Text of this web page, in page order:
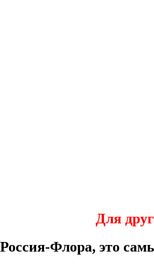
Для
Россия-Флора, это